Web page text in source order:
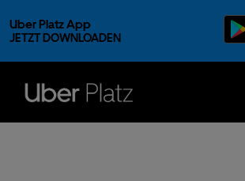
Uber Platz App
JETZT DOWNLOADEN